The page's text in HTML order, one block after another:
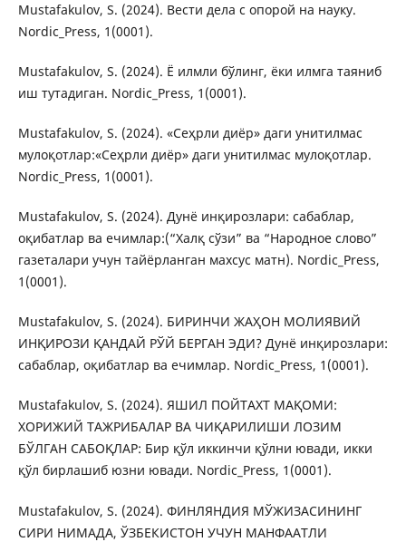
Mustafakulov, S. (2024). Вести дела с опорой на науку.
Nordic_Press, 1(0001).
Mustafakulov, S. (2024). Ё илмли бўлинг, ёки илмга таяниб
иш тутадиган. Nordic_Press, 1(0001).
Mustafakulov, S. (2024). «Сеҳрли диёр» даги унитилмас
мулоқотлар:«Сеҳрли диёр» даги унитилмас мулоқотлар.
Nordic_Press, 1(0001).
Mustafakulov, S. (2024). Дунё инқирозлари: сабаблар,
оқибатлар ва ечимлар:(“Халқ сўзи” ва “Народное слово”
газеталари учун тайёрланган махсус матн). Nordic_Press,
1(0001).
Mustafakulov, S. (2024). БИРИНЧИ ЖАҲОН МОЛИЯВИЙ
ИНҚИРОЗИ ҚАНДАЙ РЎЙ БЕРГАН ЭДИ? Дунё инқирозлари:
сабаблар, оқибатлар ва ечимлар. Nordic_Press, 1(0001).
Mustafakulov, S. (2024). ЯШИЛ ПОЙТАХТ МАҚОМИ:
ХОРИЖИЙ ТАЖРИБАЛАР ВА ЧИҚАРИЛИШИ ЛОЗИМ
БЎЛГАН САБОҚЛАР: Бир қўл иккинчи қўлни ювади, икки
қўл бирлашиб юзни ювади. Nordic_Press, 1(0001).
Mustafakulov, S. (2024). ФИНЛЯНДИЯ МЎЖИЗАСИНИНГ
СИРИ НИМАДА, ЎЗБЕКИСТОН УЧУН МАНФААТЛИ